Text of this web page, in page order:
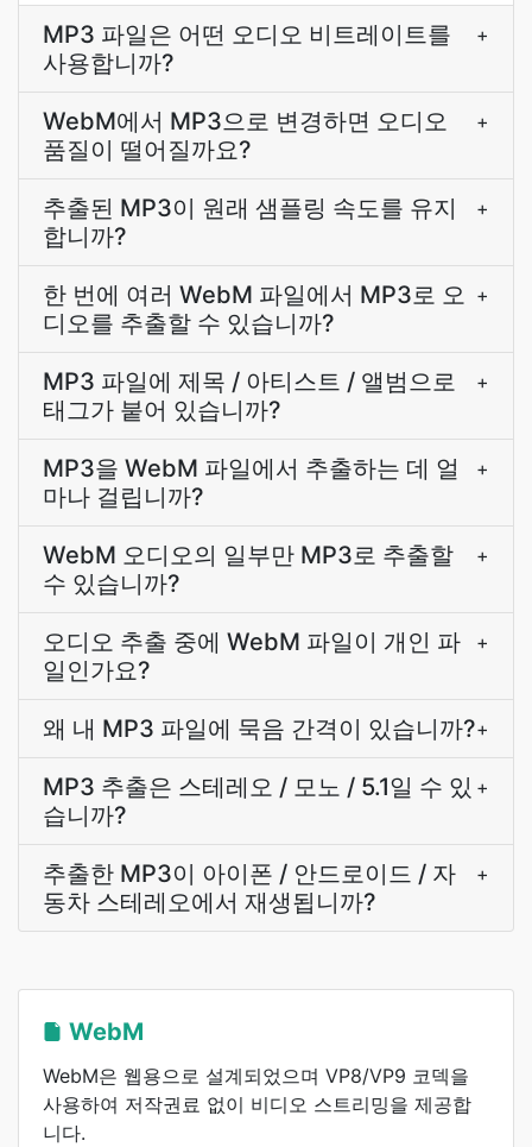
MP3 파일은 어떤 오디오 비트레이트를
사용합니까?
+
WebM에서 MP3으로 변경하면 오디오
품질이 떨어질까요?
+
추출된 MP3이 원래 샘플링 속도를 유지
합니까?
+
한 번에 여러 WebM 파일에서 MP3로 오
디오를 추출할 수 있습니까?
+
MP3 파일에 제목 / 아티스트 / 앨범으로
태그가 붙어 있습니까?
+
MP3을 WebM 파일에서 추출하는 데 얼
마나 걸립니까?
+
WebM 오디오의 일부만 MP3로 추출할
수 있습니까?
+
오디오 추출 중에 WebM 파일이 개인 파
일인가요?
+
왜 내 MP3 파일에 묵음 간격이 있습니까?+
MP3 추출은 스테레오 / 모노 / 5.1일 수 있
습니까?
+
추출한 MP3이 아이폰 / 안드로이드 / 자
동차 스테레오에서 재생됩니까?
+
WebM
WebM은 웹용으로 설계되었으며 VP8/VP9 코덱을
사용하여 저작권료 없이 비디오 스트리밍을 제공합
니다.